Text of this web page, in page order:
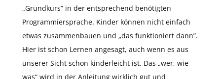
„Grundkurs” in der entsprechend benötigten
Programmiersprache. Kinder können nicht einfach
etwas zusammenbauen und „das funktioniert dann”.
Hier ist schon Lernen angesagt, auch wenn es aus
unserer Sicht schon kinderleicht ist. Das „wer, wie
was“ wird in der Anleitung wirklich gut und